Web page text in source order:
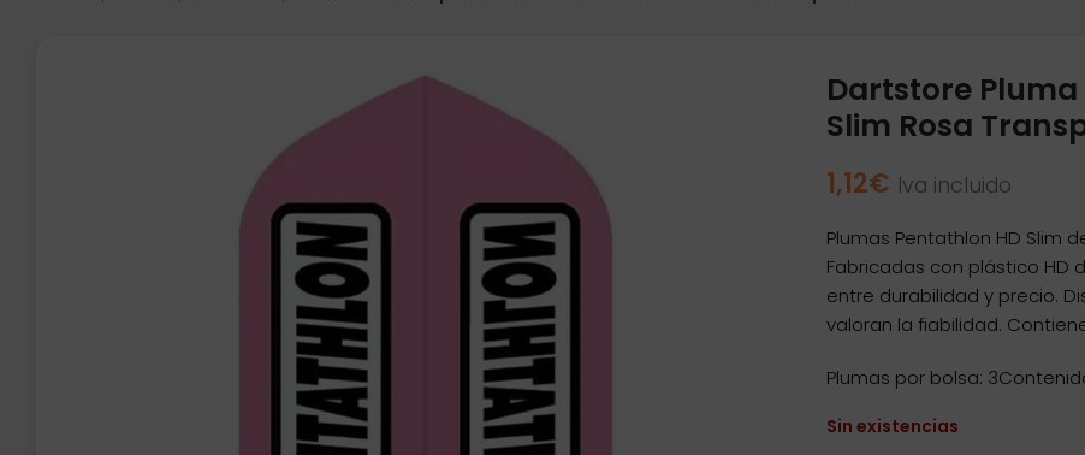
Dartstore
Slim Rosa
1,12€ Iva incluido
Plumas Pentathlon HD Slim
Fabricadas con plástico HD
entre durabilidad y precio.
valoran la fiabilidad.
Plumas por bolsa:
Sin existencias